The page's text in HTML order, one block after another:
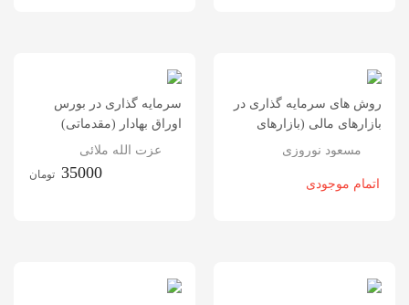
روش های سرمایه گذاری در
بازارهای مالی (بازارهای
مسعود نوروزی
اتمام موجودی
سرمایه گذاری در بورس
اوراق بهادار (مقدماتی)
عزت الله ملائی
35000 تومان